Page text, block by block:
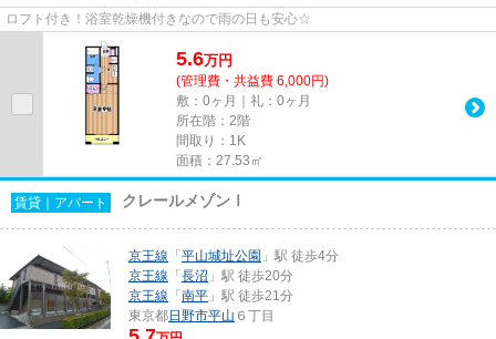
ロフト付き！浴室乾燥機付きなので雨の日も安心☆
5.6万円
(管理費・共益費 6,000円)
敷：0ヶ月｜礼：0ヶ月
所在階：2階
間取り：1K
面積：27.53㎡
賃貸｜アパート クレールメゾンⅠ
京王線 「平山城址公園 」駅 徒歩4分
京王線 「長沼 」駅 徒歩20分
京王線 「南平 」駅 徒歩21分
東京都日野市平山 ６丁目